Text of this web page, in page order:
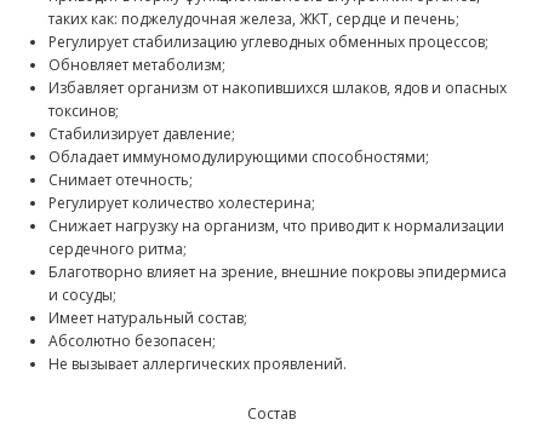
таких как: поджелудочная железа, ЖКТ, сердце и печень;
Регулирует стабилизацию углеводных обменных процессов;
Обновляет метаболизм;
Избавляет организм от накопившихся шлаков, ядов и опасных
токсинов;
Стабилизирует давление;
Обладает иммуномодулирующими способностями;
Снимает отечность;
Регулирует количество холестерина;
Снижает нагрузку на организм, что приводит к нормализации
сердечного ритма;
Благотворно влияет на зрение, внешние покровы эпидермиса
и сосуды;
Имеет натуральный состав;
Абсолютно безопасен;
Не вызывает аллергических проявлений.
Состав